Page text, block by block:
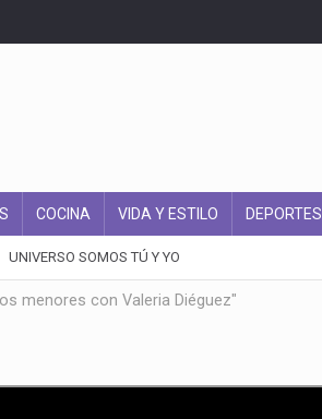
COCINA VIDA Y ESTILO DEPORTES
UNIVERSO SOMOS TÚ Y YO
menores con Valeria Diéguez"